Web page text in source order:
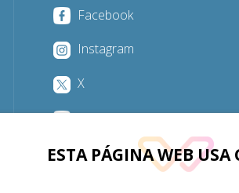
ESTA PÁGINA WEB USA
Facebook
Instagram
X
YouTube